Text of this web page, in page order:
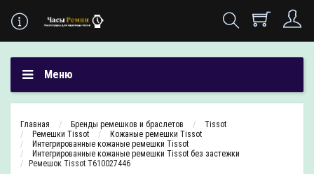
Меню
Главная Бренды ремешков и браслетов
Tissot
Ремешки Tissot
Кожаные ремешки Tissot
Интегрированные кожаные ремешки Tissot
Интегрированные кожаные ремешки Tissot без застежки
Ремешок Tissot T610027446